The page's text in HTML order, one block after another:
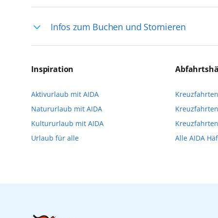
selten, sodass dort englischsprachige
das Reiseerlebnis
Infos zum Buchen und Stornieren
Reservierungsanfrage über aida.de/
Verfügung stehen. Deshalb empfehlen
vorzunehmen.
Inspiration
Aktivurlaub mit AIDA
Natururlaub mit AIDA
Kultururlaub mit AIDA
Urlaub für alle
Alle AIDA